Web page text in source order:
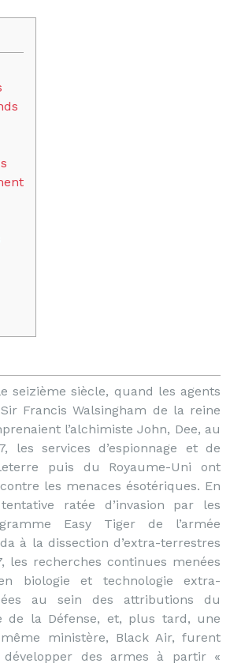
seizième siècle, quand les agents
Francis Walsingham de la reine
l’alchimiste John, Dee, au
les services d’espionnage et de
puis du Royaume-Uni ont
les menaces ésotériques. En
ratée d’invasion par les
Easy Tiger de l’armée
à la dissection d’extra-terrestres
les recherches continues menées
biologie et technologie extra-
au sein des attributions du
de la Défense, et, plus tard, une
ministère, Black Air, furent
des armes à partir «